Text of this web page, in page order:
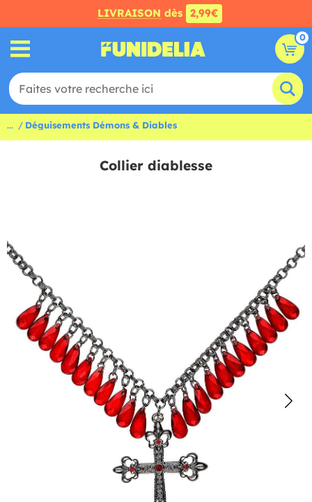
LIVRAISON dès 2,99€
0
... Déguisements Démons & Diables
Collier diablesse